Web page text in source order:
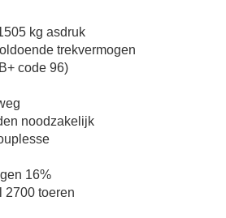
kg asdruk
trekvermogen
code 96)
noodzakelijk
16%
2700 toeren